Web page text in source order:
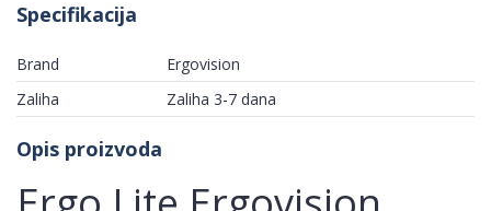
Specifikacija
Brand
Ergovision
Zaliha
Zaliha 3-7 dana
Opis proizvoda